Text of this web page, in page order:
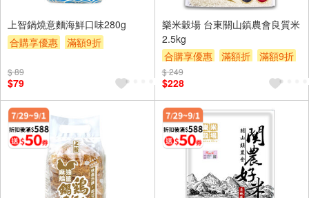
上智鍋燒意麵海鮮口味280g
合購享優惠
滿額9折
$ 89
$79
樂米穀場 台東關山鎮農會良質米
2.5kg
合購享優惠
滿額折
滿額9折
滿額贈券
$ 249
$228